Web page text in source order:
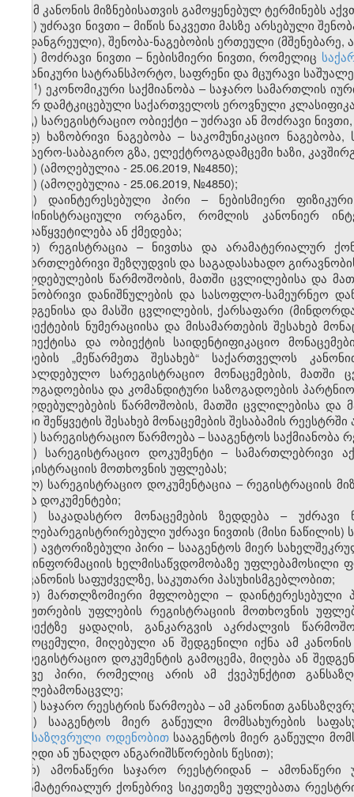
ამ კანონის მიზნებისათვის გამოყენებულ ტერმინებს
ა) უძრავი ნივთი – მიწის ნაკვეთი მასზე არსებული
ან დანგრეული), შენობა-ნაგებობის ერთეული
ბ) მოძრავი ნივთი – ნებისმიერი ნივთი, რომელიც
მექანიკური სატრანსპორტო, საფრენი და მცურავი
​1) ეკონომიკური საქმიანობა – საჯარო სამართლის
მიერ დამტკიცებული საქართველოს ეროვნული
გ) სარეგისტრაციო ობიექტი – უძრავი ან მოძრავი
დ) ხაზობრივი ნაგებობა – საკომუნიკაციო
საჰაერო-საბაგირო გზა, ელექტროგადამცემი ხაზი,
ე) (ამოღებულია - 25.06.2019, №4850);
ვ) (ამოღებულია - 25.06.2019, №4850);
ზ) დაინტერესებული პირი – ნებისმიერი
ადმინისტრაციული ორგანო, რომლის კანონიერ
გადაწყვეტილება ან ქმედება;
თ) რეგისტრაცია – ნივთსა და არამატერიალურ
სამართლებრივი შეზღუდვის და საგადასახადო
ვალდებულების წარმოშობის, მათში ცვლილებისა და
მიზნობრივი დანიშნულების და სასოფლო-სამეურნეო
დადგენისა და მასში ცვლილების, ქარსაფარი
ობიექტების ნუმერაციისა და მისამართების შესახებ
სუბიექტისა და ობიექტის საიდენტიფიკაციო
პირების „მეწარმეთა შესახებ“ საქართველოს
სავალდებულო სარეგისტრაციო მონაცემების, მათში
საზოგადოებისა და კომანდიტური საზოგადოების
ვალდებულებების წარმოშობის, მათში ცვლილებისა და
მათი შეწყვეტის შესახებ მონაცემების შესაბამის
ი) სარეგისტრაციო წარმოება – სააგენტოს საქმიანობა
კ) სარეგისტრაციო დოკუმენტი –
რეგისტრაციის მოთხოვნის უფლებას;
ლ) სარეგისტრაციო დოკუმენტაცია – რეგისტრაციის
სხვა დოკუმენტები;
მ) საკადასტრო მონაცემების ზედდება – უძრავი
უფლებარეგისტრირებული უძრავი ნივთის (მისი ნაწილის)
ნ) ავტორიზებული პირი – სააგენტოს მიერ
და ინფორმაციის ხელმისაწვდომობაზე უფლებამოსილი
ამ კანონის საფუძველზე, საკუთარი პასუხისმგებლობით;
ო) მართლზომიერი მფლობელი – დაინტერესებული
საკუთრების უფლების რეგისტრაციის მოთხოვნის
ობიექტზე ყადაღის, განკარგვის აკრძალვის
გამოცემული, მიღებული ან შედგენილი იქნა ამ
სარეგისტრაციო დოკუმენტის გამოცემა, მიღება ან
ასევე პირი, რომელიც არის ამ ქვეპუნქტით
უფლებამონაცვლე;
პ) საჯარო რეესტრის წარმოება – ამ კანონით
ჟ) სააგენტოს მიერ გაწეული მომსახურების
განსაზღვრული ოდენობითსააგენტოს მიერ გაწეული
(ნაღდი ან უნაღდო ანგარიშსწორების წესით);
რ) ამონაწერი საჯარო რეესტრიდან –
არამატერიალურ ქონებრივ სიკეთეზე უფლებათა